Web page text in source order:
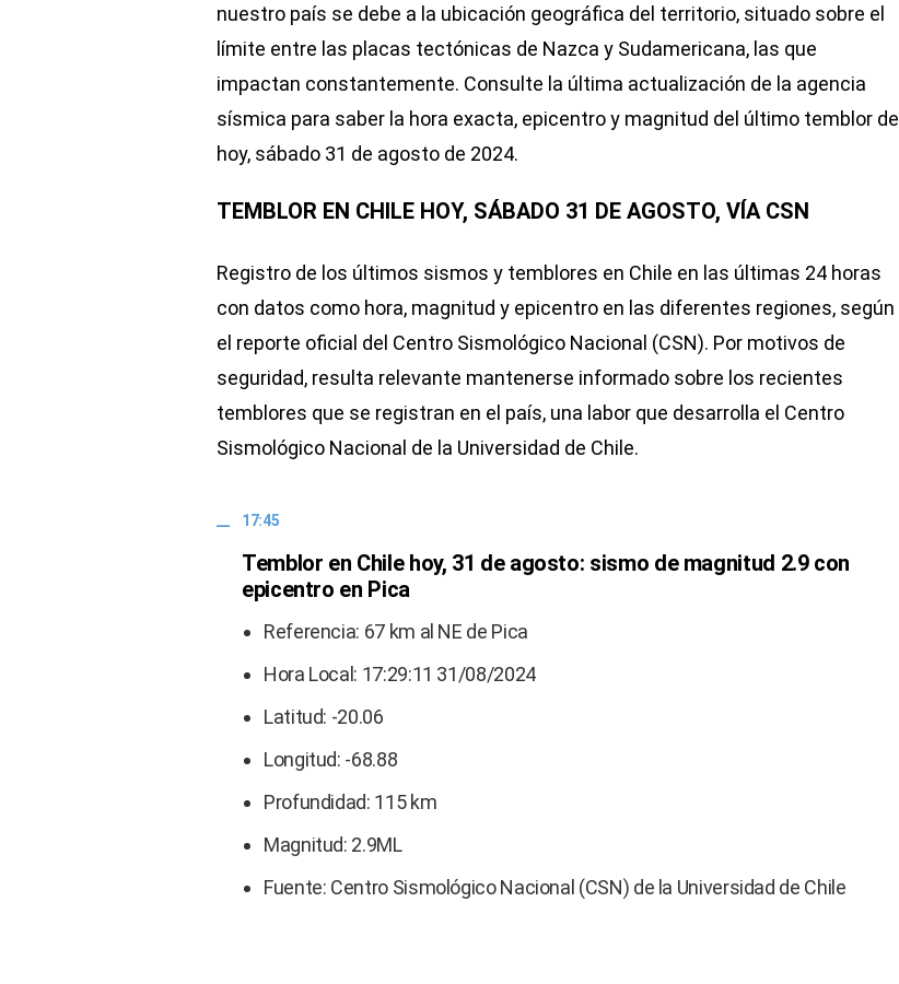
nuestro país se debe a la ubicación geográfica del territorio, situado sobre el
límite entre las placas tectónicas de Nazca y Sudamericana, las que
impactan constantemente. Consulte la última actualización de la agencia
sísmica para saber la hora exacta, epicentro y magnitud del último temblor de
hoy, sábado 31 de agosto de 2024.
TEMBLOR EN CHILE HOY, SÁBADO 31 DE AGOSTO, VÍA CSN
Registro de los últimos sismos y temblores en Chile en las últimas 24 horas
con datos como hora, magnitud y epicentro en las diferentes regiones, según
el reporte oficial del Centro Sismológico Nacional (CSN). Por motivos de
seguridad, resulta relevante mantenerse informado sobre los recientes
temblores que se registran en el país, una labor que desarrolla el Centro
Sismológico Nacional de la Universidad de Chile.
17:45
Temblor en Chile hoy, 31 de agosto: sismo de magnitud 2.9 con
epicentro en Pica
Referencia: 67 km al NE de Pica
Hora Local: 17:29:11 31/08/2024
Latitud: -20.06
Longitud: -68.88
Profundidad: 115 km
Magnitud: 2.9ML
Fuente: Centro Sismológico Nacional (CSN) de la Universidad de Chile